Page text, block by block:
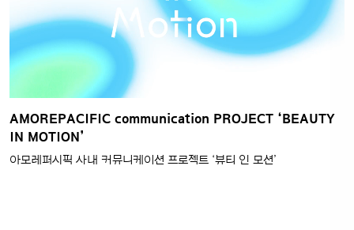
AMOREPACIFIC communication PROJECT ‘BEAUTY
IN MOTION’
아모레퍼시픽 사내 커뮤니케이션 프로젝트 ‘뷰티 인 모션’